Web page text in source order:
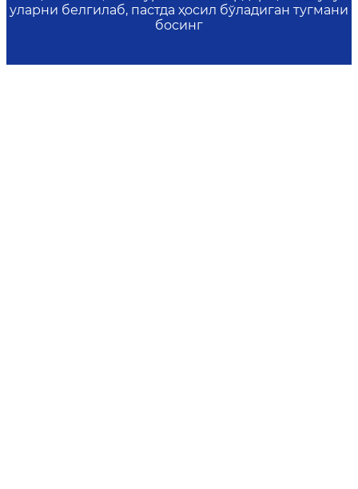
уларни белгилаб, пастда ҳосил бўладиган тугмани
босинг